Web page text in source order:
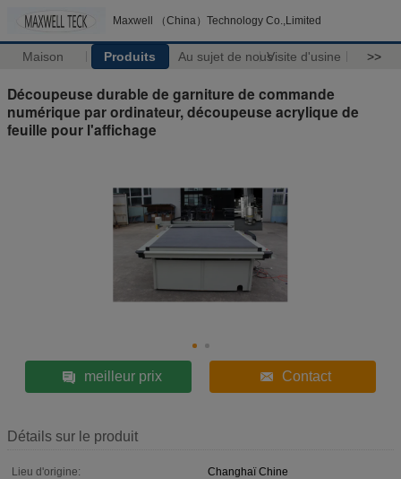
Maxwell （China）Technology Co.,Limited
Maison Produits Au sujet de nousVisite d'usine >>
Découpeuse durable de garniture de commande
numérique par ordinateur, découpeuse acrylique de
feuille pour l'affichage
meilleur prix Contact
Détails sur le produit
Lieu d'origine:
Changhaï Chine